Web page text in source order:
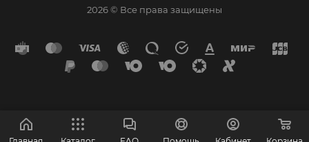
2026 © Все права защищены